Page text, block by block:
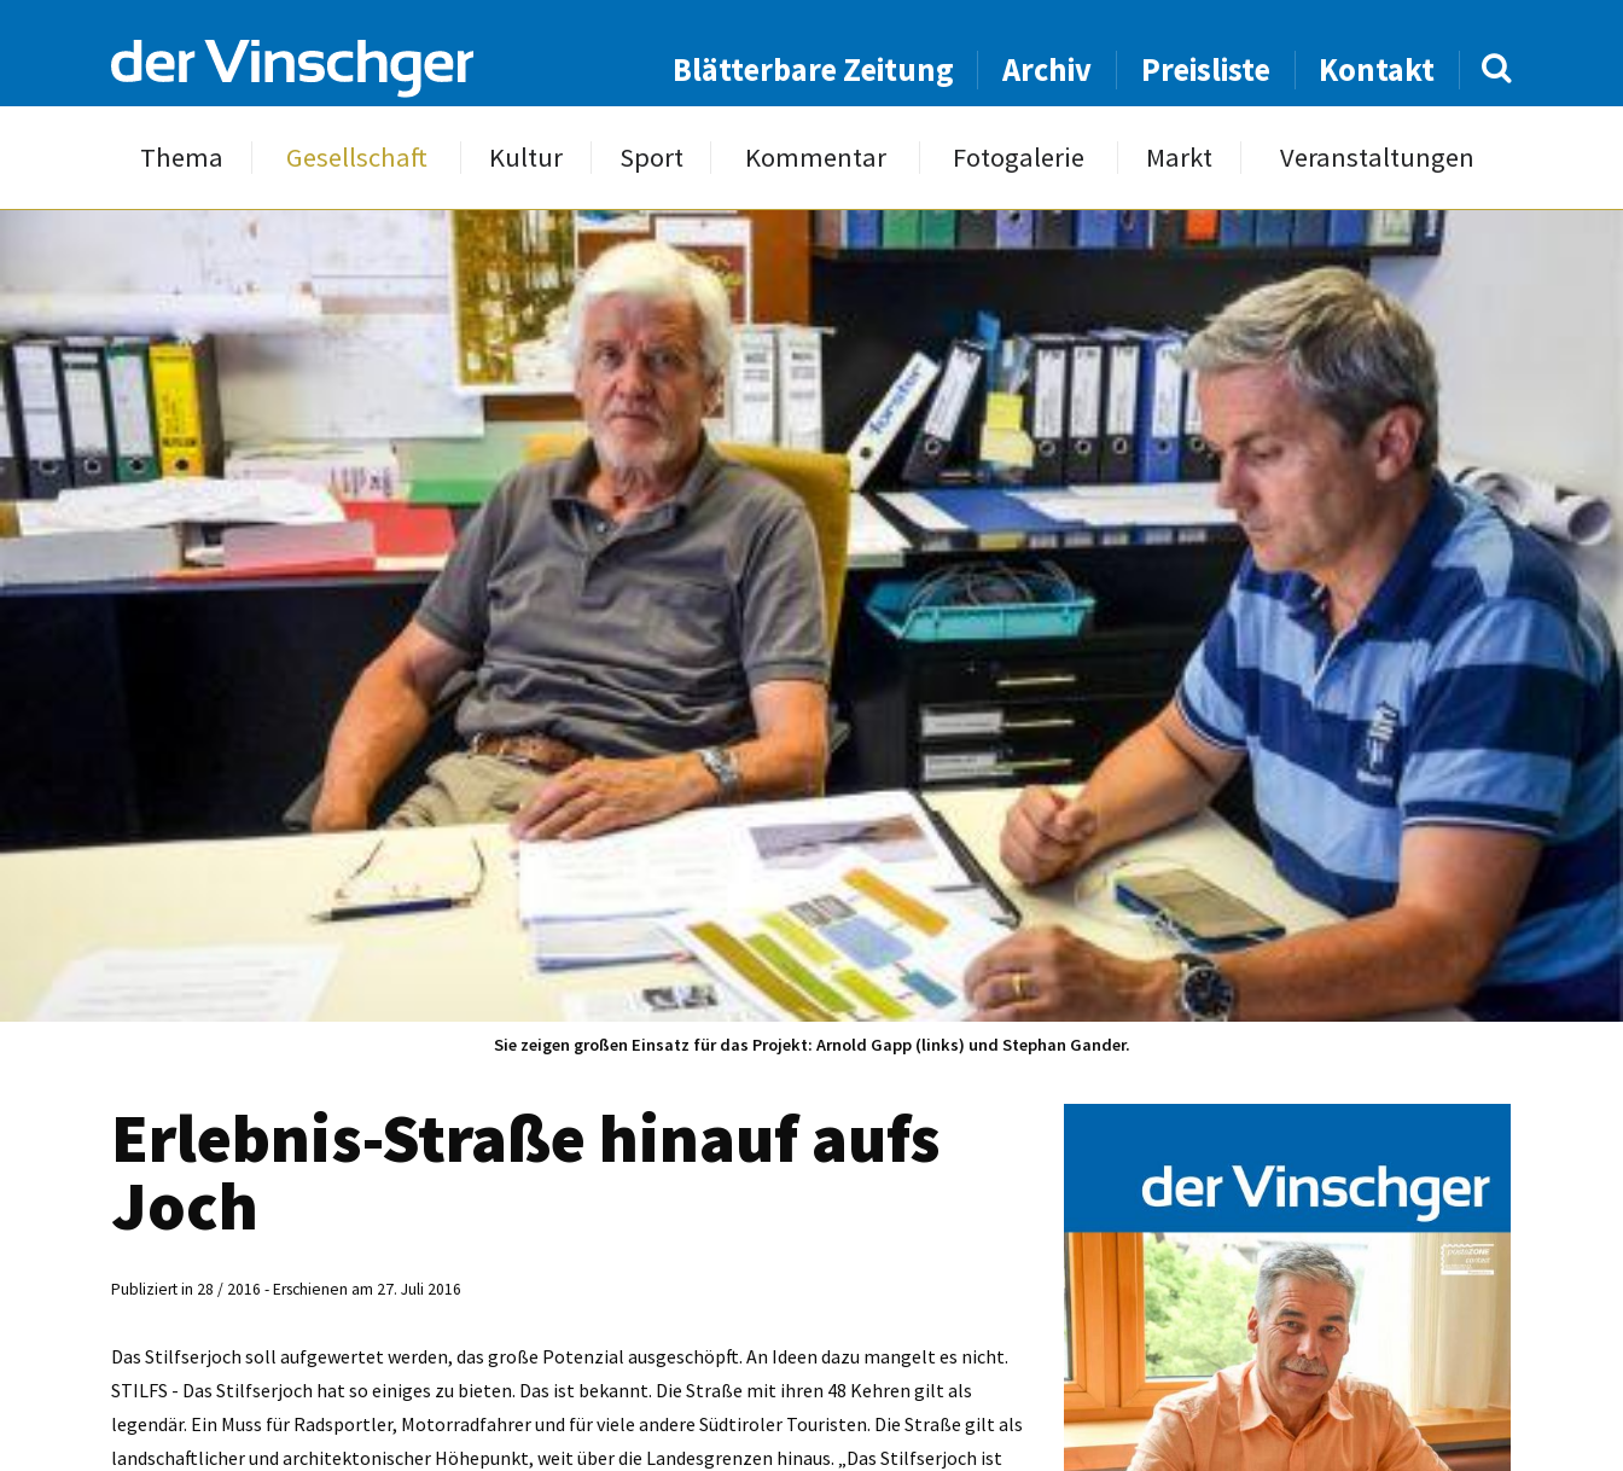
Blätterbare Zeitung Archiv Preisliste Kontakt
Thema Gesellschaft Kultur Sport Kommentar Fotogalerie Markt Veranstaltungen
Sie zeigen großen Einsatz für das Projekt: Arnold Gapp (links) und Stephan Gander.
Erlebnis-Straße hinauf aufs
Joch
Publiziert in 28 / 2016 - Erschienen am 27. Juli 2016
Das Stilfserjoch soll aufgewertet werden, das große Potenzial ausgeschöpft. An Ideen dazu mangelt es nicht.
STILFS - Das Stilfserjoch hat so einiges zu bieten. Das ist bekannt. Die Straße mit ihren 48 Kehren gilt als
legendär. Ein Muss für Radsportler, Motorradfahrer und für viele andere Südtiroler Touristen. Die Straße gilt als
landschaftlicher und architektonischer Höhepunkt, weit über die Landesgrenzen hinaus. „Das Stilfserjoch ist